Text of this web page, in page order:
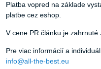
Platba vopred na základe
platbe cez eshop.
V cene PR článku je
Pre viac informácií a
info@all-the-best.eu